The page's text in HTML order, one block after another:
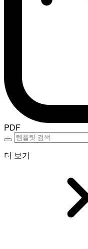
PDF
더 보기